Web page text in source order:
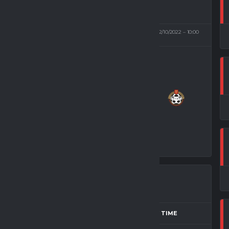
22/10/2022
10:00
FULL TIME